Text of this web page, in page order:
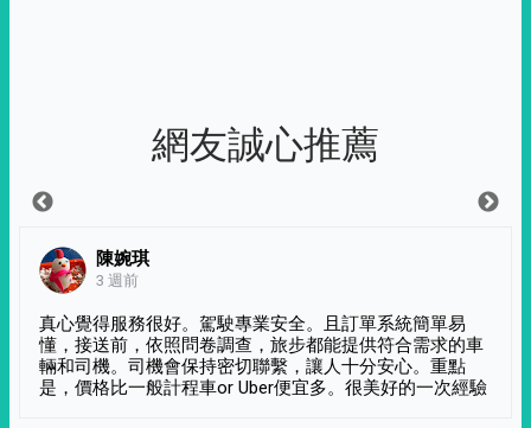
網友誠心推薦
陳婉琪
3 週前
真心覺得服務很好。駕駛專業安全。且訂單系統簡單易
懂，接送前，依照問卷調查，旅步都能提供符合需求的車
輛和司機。司機會保持密切聯繫，讓人十分安心。重點
是，價格比一般計程車or Uber便宜多。很美好的一次經驗